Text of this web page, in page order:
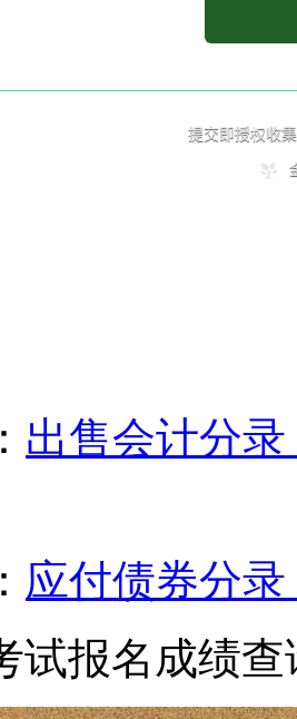
出售会计分
应付债券分
试报名 成绩查